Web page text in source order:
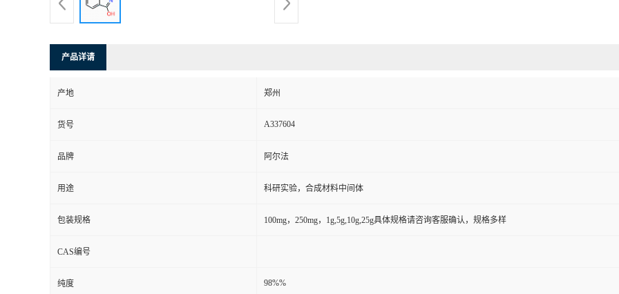
产品详请
产地 郑州
货号 A337604
品牌 阿尔法
用途 科研实验，合成材料中间体
包装规格 100mg，250mg，1g,5g,10g,25g具体规格请咨询客服确认，规格多样
CAS编号
纯度 98%%